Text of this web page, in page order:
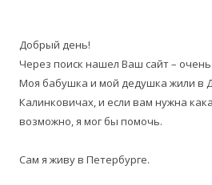
Добрый день!
Через поиск нашел Ваш сайт –
Моя бабушка и мой дедушка жили в
Калинковичах, и если вам нужна
возможно, я мог бы помочь.
Сам я живу в Петербурге.